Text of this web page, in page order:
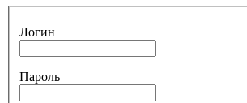
Логин
Пароль